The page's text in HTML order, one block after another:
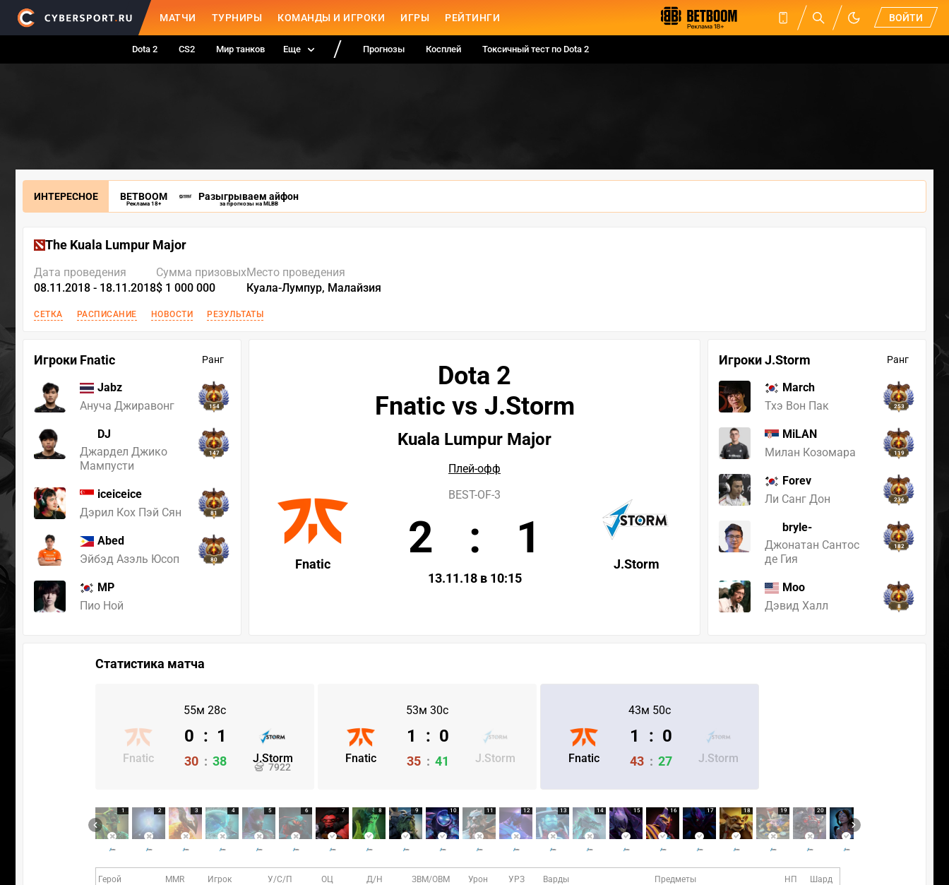
МАТЧИ ТУРНИРЫ КОМАНДЫ И ИГРОКИ ИГРЫ РЕЙТИНГИ ВОЙТИ
Dota 2 CS2 Мир танков Еще Прогнозы Косплей Токсичный тест по Dota 2
ИНТЕРЕСНОЕ BETBOOM
Реклама 18+
Разыгрываем айфон
за прогнозы на MLBB
The Kuala Lumpur Major
Дата проведения
08.11.2018 - 18.11.2018
Сумма призовых
$ 1 000 000
Место проведения
Куала-Лумпур, Малайзия
СЕТКА РАСПИСАНИЕ НОВОСТИ РЕЗУЛЬТАТЫ
Игроки Fnatic Ранг
Jabz
Ануча Джиравонг
154
DJ
Джардел Джико
Мампусти
147
iceiceice
Дэрил Кох Пэй Сян
81
Abed
Эйбэд Азэль Юсоп
80
MP
Пио Ной
Игроки J.Storm Ранг
March
Тхэ Вон Пак
253
MiLAN
Милан Козомара
119
Forev
Ли Санг Дон
236
bryle-
Джонатан Сантос
де Гия
182
Moo
Дэвид Халл
8
Dota 2
Fnatic vs J.Storm
Kuala Lumpur Major
Плей-офф
Fnatic J.Storm
BEST-OF-3
2 : 1
13.11.18 в 10:15
Статистика матча
55м 28с
Fnatic J.Storm
7922
0 : 1
30 : 38
53м 30с
Fnatic J.Storm
1 : 0
35 : 41
43м 50с
Fnatic J.Storm
1 : 0
43 : 27
1 2 3 4 5 6 7 8 9 10 11 12 13 14 15 16 17 18 19 20
Герой MMR Игрок У/С/П ОЦ Д/Н ЗВМ/ОВМ Урон УРЗ Варды Предметы НП Шард